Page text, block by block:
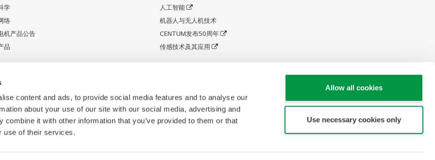
content and ads, to provide social media features and to analyse our
about your use of our site with our social media, advertising and
combine it with other information that you’ve provided to them or that
use of their services.
Allow all cookies
Use necessary cookies only
学
络
机产品公告
品
人工智能
机器人与无人机技术
CENTUM发布50周年
传感技术及其应用